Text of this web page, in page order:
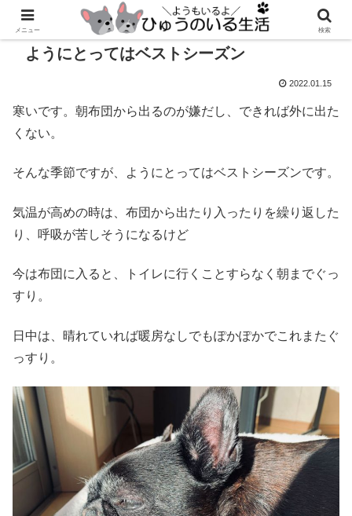
ようにとってはベストシーズン
2022.01.15
寒いです。朝布団から出るのが嫌だし、できれば外に出た
くない。
そんな季節ですが、ようにとってはベストシーズンです。
気温が高めの時は、布団から出たり入ったりを繰り返した
り、呼吸が苦しそうになるけど
今は布団に入ると、トイレに行くことすらなく朝までぐっ
すり。
日中は、晴れていれば暖房なしでもぽかぽかでこれまたぐ
っすり。
メニュー 検索